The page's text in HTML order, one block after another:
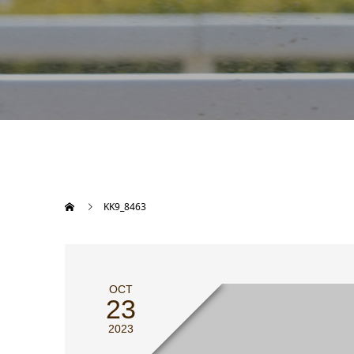
KK9_8463
OCT
23
2023